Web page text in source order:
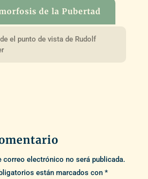
de la Pubertad
el punto de vista de Rudolf
correo electrónico no será publicada.
están marcados con *